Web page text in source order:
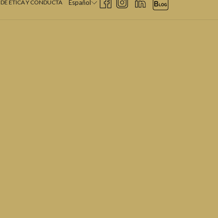
ÉTICA Y CONDUCTA Español